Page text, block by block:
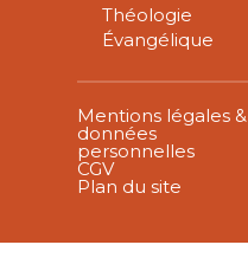
Théologie
Évangélique
Mentions légales &
données
personnelles
CGV
Plan du site